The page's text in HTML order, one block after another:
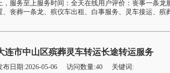
上，服务至上服务时间：全天在线用户评价：丧事一条
、丧葬一条龙、殡仪车出租、白事服务、灵车接运、殡
连市中山区殡葬灵车转运长途转运服务
布日期:2026-05-06 访问数量:40
关键词: